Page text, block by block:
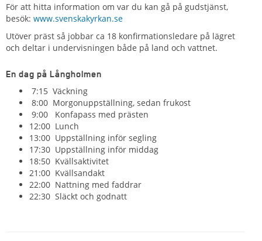
För att hitta information om var du kan gå på gudstjänst,
besök: www.svenskakyrkan.se
Utöver präst så jobbar ca 18 konfirmationsledare på lägret
och deltar i undervisningen både på land och vattnet.
En dag på Långholmen
7:15 Väckning
8:00 Morgonuppställning, sedan frukost
9:00 Konfapass med prästen
12:00 Lunch
13:00 Uppställning inför segling
17:30 Uppställning inför middag
18:50 Kvällsaktivitet
21:00 Kvällsandakt
22:00 Nattning med faddrar
22:30 Släckt och godnatt